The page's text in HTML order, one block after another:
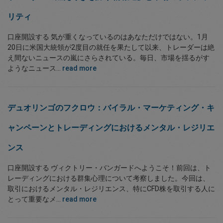
リティ
口座開設する 気が重くなっているのはあなただけではない。1月
20日に米国大統領が2度目の就任を果たして以来、トレーダーは絶
え間ないニュースの嵐にさらされている。毎日、市場を揺るがす
ようなニュース... read more
デュオリンゴのフクロウ：バイラル・マーケティング・キ
ャンペーンとトレーディングにおけるメンタル・レジリエ
ンス
口座開設する ヴィクトリー・バンガードへようこそ！前回は、ト
レーディングにおける群集心理について考察しました。今回は、
取引におけるメンタル・レジリエンス、特にCFD株を取引する人に
とって重要なメ... read more